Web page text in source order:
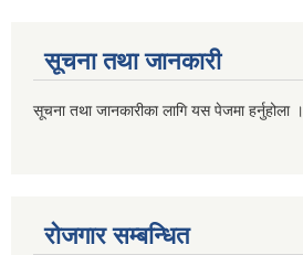
सूचना तथा जानकारी
सूचना तथा जानकारीका लागि यस पेजमा हर्नुहोला ।
रोजगार सम्बन्धित